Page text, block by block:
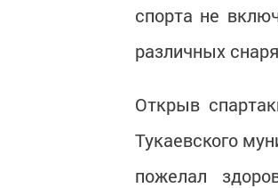
спорта не
различных
Открыв
Тукаевского
пожелал